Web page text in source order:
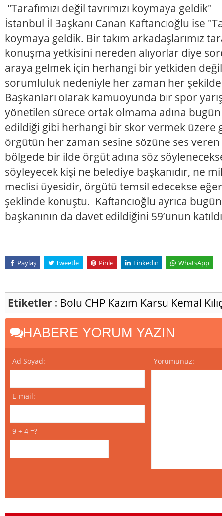
"Tarafımızı değil tavrımızı koymaya geldik"
İstanbul İl Başkanı Canan Kaftancıoğlu ise
koymaya geldik. Bir takım arkadaşlarımız
konuşma yetkisini nereden alıyorlar diye
araya gelmek için herhangi bir yetkiden
sorumluluk nedeniyle her zaman her
Başkanları olarak kamuoyunda bir spor
yönetilen sürece ortak olmama adına
edildiği gibi herhangi bir skor vermek üzere
örgütün her zaman sesine sözüne ses
bölgede bir ilde örgüt adına söz
söyleyecek kişi ne belediye başkanıdır, ne
meclisi üyesidir, örgütü temsil edecekse
şeklinde konuştu. Kaftancıoğlu ayrıca
başkanının da davet edildiğini 59’unun
Paylaş Tweetle Pinle Linkedin WhatsApp
Etiketler : Bolu CHP Kazım Karsu Kemal
HABERE YORUM YAZIN
Ad Soyad:
E-mail:
9 + 4 =?
Yorumunuz: